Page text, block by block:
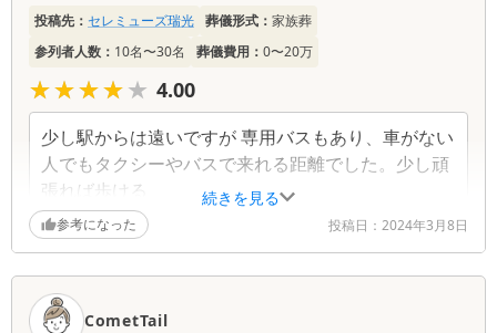
続きを見る
投稿先： セレミューズ瑞光 葬儀形式： 家族葬
参列者人数： 10名〜30名 葬儀費用： 0〜20万
★★★★★
★★★★★ 4.00
少し駅からは遠いですが 専用バスもあり、車がない
人でもタクシーやバスで来れる距離でした。少し頑
張れば歩ける
参考になった 投稿日： 2024年3月8日
CometTail